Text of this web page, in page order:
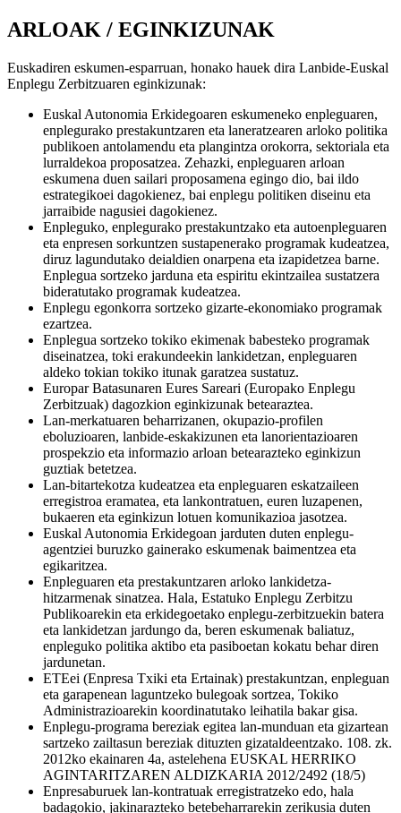
ARLOAK / EGINKIZUNAK
Euskadiren eskumen-esparruan, honako hauek dira Lanbide-Euskal
Enplegu Zerbitzuaren eginkizunak:
Euskal Autonomia Erkidegoaren eskumeneko enpleguaren,
enplegurako prestakuntzaren eta laneratzearen arloko politika
publikoen antolamendu eta plangintza orokorra, sektoriala eta
lurraldekoa proposatzea. Zehazki, enpleguaren arloan
eskumena duen sailari proposamena egingo dio, bai ildo
estrategikoei dagokienez, bai enplegu politiken diseinu eta
jarraibide nagusiei dagokienez.
Enpleguko, enplegurako prestakuntzako eta autoenpleguaren
eta enpresen sorkuntzen sustapenerako programak kudeatzea,
diruz lagundutako deialdien onarpena eta izapidetzea barne.
Enplegua sortzeko jarduna eta espiritu ekintzailea sustatzera
bideratutako programak kudeatzea.
Enplegu egonkorra sortzeko gizarte-ekonomiako programak
ezartzea.
Enplegua sortzeko tokiko ekimenak babesteko programak
diseinatzea, toki erakundeekin lankidetzan, enpleguaren
aldeko tokian tokiko itunak garatzea sustatuz.
Europar Batasunaren Eures Sareari (Europako Enplegu
Zerbitzuak) dagozkion eginkizunak betearaztea.
Lan-merkatuaren beharrizanen, okupazio-profilen
eboluzioaren, lanbide-eskakizunen eta lanorientazioaren
prospekzio eta informazio arloan betearazteko eginkizun
guztiak betetzea.
Lan-bitartekotza kudeatzea eta enpleguaren eskatzaileen
erregistroa eramatea, eta lankontratuen, euren luzapenen,
bukaeren eta eginkizun lotuen komunikazioa jasotzea.
Euskal Autonomia Erkidegoan jarduten duten enplegu-
agentziei buruzko gainerako eskumenak baimentzea eta
egikaritzea.
Enpleguaren eta prestakuntzaren arloko lankidetza-
hitzarmenak sinatzea. Hala, Estatuko Enplegu Zerbitzu
Publikoarekin eta erkidegoetako enplegu-zerbitzuekin batera
eta lankidetzan jardungo da, beren eskumenak baliatuz,
enpleguko politika aktibo eta pasiboetan kokatu behar diren
jardunetan.
ETEei (Enpresa Txiki eta Ertainak) prestakuntzan, enpleguan
eta garapenean laguntzeko bulegoak sortzea, Tokiko
Administrazioarekin koordinatutako leihatila bakar gisa.
Enplegu-programa bereziak egitea lan-munduan eta gizartean
sartzeko zailtasun bereziak dituzten gizataldeentzako. 108. zk.
2012ko ekainaren 4a, astelehena EUSKAL HERRIKO
AGINTARITZAREN ALDIZKARIA 2012/2492 (18/5)
Enpresaburuek lan-kontratuak erregistratzeko edo, hala
badagokio, jakinarazteko betebeharrarekin zerikusia duten